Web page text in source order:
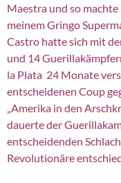
Maestra und so
meinem Gringo
Castro hatte sich mit
und 14
la Plata 24 Monate
entscheidenen Coup
„Amerika in den
dauerte der
entscheidenden
Revolutionäre